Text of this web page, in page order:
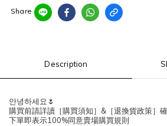
Share
Description
안녕하세요🌷
購買前請詳讀［購買須知］&［退換貨政策］
下單即表示100%同意賣場購買規則